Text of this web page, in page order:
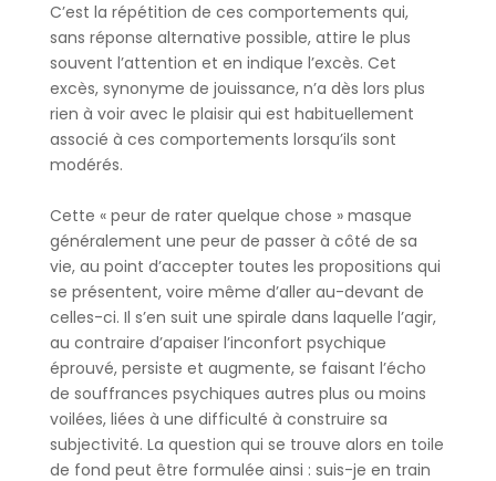
C’est la répétition de ces comportements qui,
sans réponse alternative possible, attire le plus
souvent l’attention et en indique l’excès. Cet
excès, synonyme de jouissance, n’a dès lors plus
rien à voir avec le plaisir qui est habituellement
associé à ces comportements lorsqu’ils sont
modérés.
Cette « peur de rater quelque chose » masque
généralement une peur de passer à côté de sa
vie, au point d’accepter toutes les propositions qui
se présentent, voire même d’aller au-devant de
celles-ci. Il s’en suit une spirale dans laquelle l’agir,
au contraire d’apaiser l’inconfort psychique
éprouvé, persiste et augmente, se faisant l’écho
de souffrances psychiques autres plus ou moins
voilées, liées à une difficulté à construire sa
subjectivité. La question qui se trouve alors en toile
de fond peut être formulée ainsi : suis-je en train